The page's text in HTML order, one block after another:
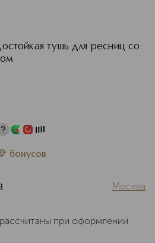
тушь для ресниц со
бонусов
Москва
при оформлении